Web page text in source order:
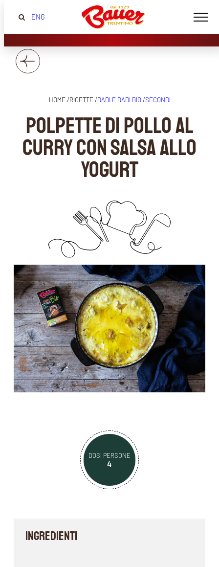
ENG
HOME /RICETTE /DADI E DADI BIO/SECONDI
Polpette di pollo al
curry con salsa allo
yogurt
DOSI PERSONE
4
INGREDIENTI